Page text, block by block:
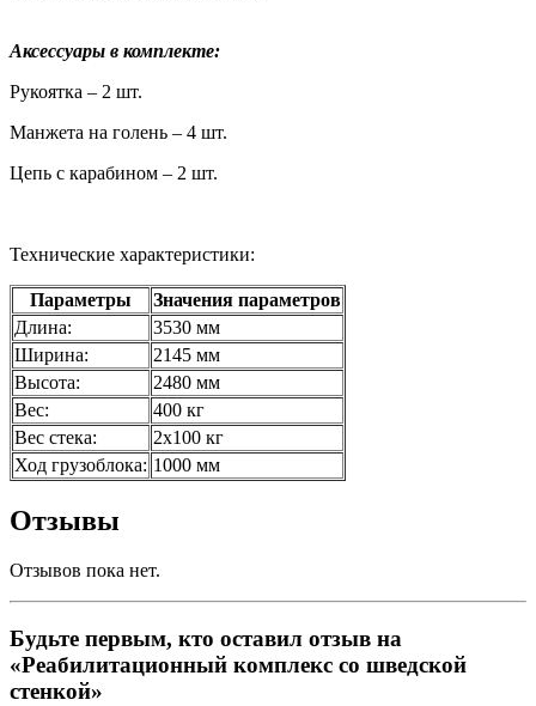
Аксессуары в комплекте:
Рукоятка – 2 шт.
Манжета на голень – 4 шт.
Цепь с карабином – 2 шт.
Технические характеристики:
Параметры
Значения параметров
Длина:
3530 мм
Ширина:
2145 мм
Высота:
2480 мм
Вес:
400 кг
Вес стека:
2х100 кг
Ход грузоблока: 1000 мм
Отзывы
Отзывов пока нет.
Будьте первым, кто оставил отзыв на
«Реабилитационный комплекс со шведской
стенкой»